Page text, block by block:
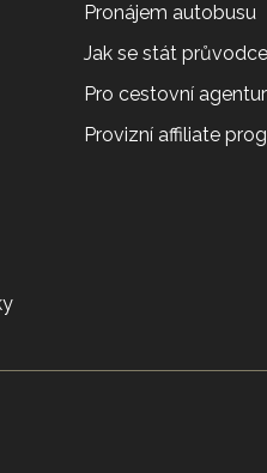
Pronájem autobusu
Jak se stát
Pro cestovní
Provizní affiliate